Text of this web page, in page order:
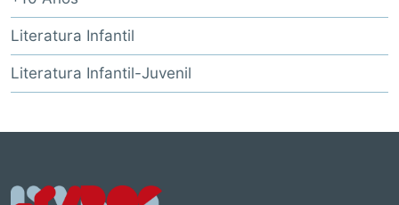
Literatura Infantil
Literatura Infantil-Juvenil